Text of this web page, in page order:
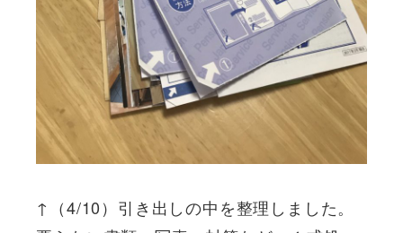
↑（4/10）引き出しの中を整理しました。